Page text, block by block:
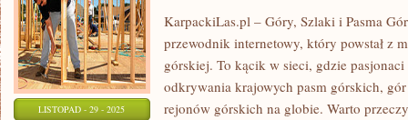
LISTOPAD - 29 - 2025
KarpackiLas.pl – Góry, Szlaki i Pasma
przewodnik internetowy, który powstał z
górskiej. To kącik w sieci, gdzie
odkrywania krajowych pasm górskich,
rejonów górskich na globie. Warto